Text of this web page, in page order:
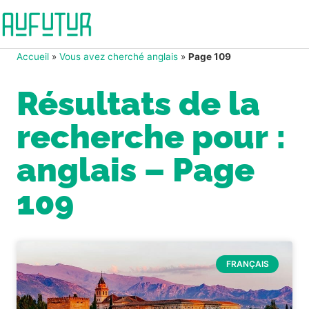
Accueil » Vous avez cherché anglais » Page 109
Résultats de la
recherche pour :
anglais – Page
109
FRANÇAIS